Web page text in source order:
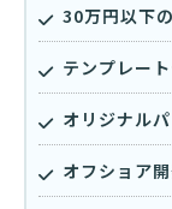
30万円以下
テンプレー
オリジナル
オフショア